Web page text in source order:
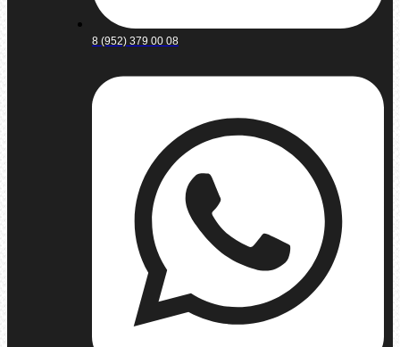
8 (952) 379 00 08